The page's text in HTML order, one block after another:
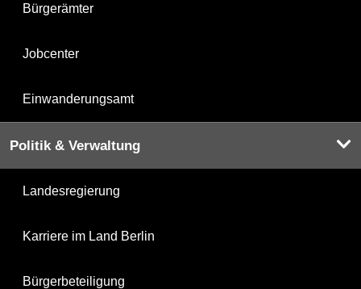
Bürgerämter
Jobcenter
Einwanderungsamt
Politik & Verwaltung
Landesregierung
Karriere im Land Berlin
Bürgerbeteiligung